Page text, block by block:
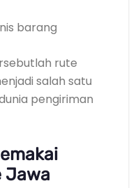
barang
rute
salah satu
pengiriman
Jawa